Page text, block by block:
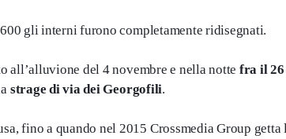
gli interni furono completamente ridisegnati.
all’alluvione del 4 novembre e nella notte fra il 26
strage di via dei Georgofili.
fino a quando nel 2015 Crossmedia Group getta